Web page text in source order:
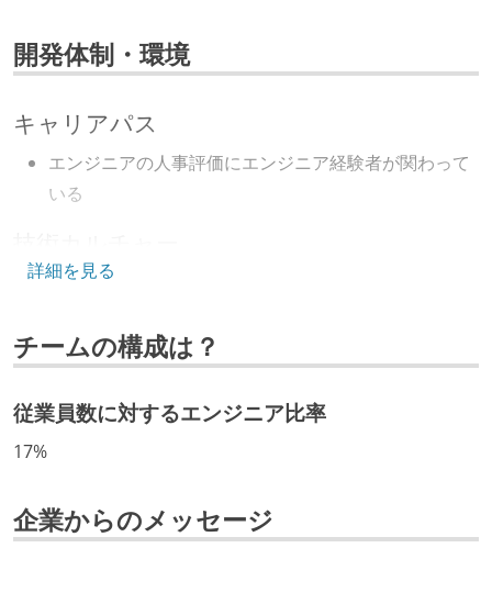
開発体制・環境
キャリアパス
エンジニアの人事評価にエンジニア経験者が関わって
いる
CTO またはそれに準じる、技術やワークフローの標準
取締役（社内）または執行役員として、エンジニアリ
ング部門の人間が経営に参加している
経営トップがエンジニア出身、または現役のエンジニ
OS やエディタ、IDE といった個人の環境は、各自の責
詳細を見る
チームの構成は？
従業員数に対するエンジニア比率
17%
企業からのメッセージ